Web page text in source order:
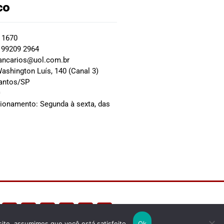
2964
Luís, 140 (Canal 3)
SP
Segunda à sexta, das